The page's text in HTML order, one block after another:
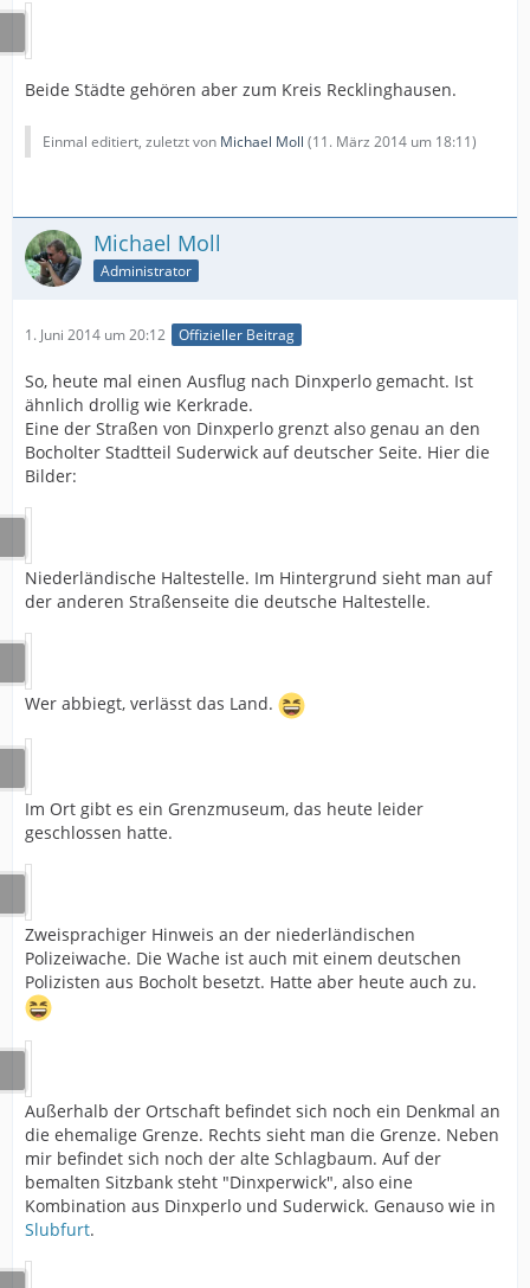
Beide Städte gehören aber zum Kreis Recklinghausen.
Einmal editiert, zuletzt von Michael Moll (11. März 2014 um 18:11)
Michael Moll
Administrator
1. Juni 2014 um 20:12 Offizieller Beitrag
So, heute mal einen Ausflug nach Dinxperlo gemacht. Ist
ähnlich drollig wie Kerkrade.
Eine der Straßen von Dinxperlo grenzt also genau an den
Bocholter Stadtteil Suderwick auf deutscher Seite. Hier die
Bilder:
Niederländische Haltestelle. Im Hintergrund sieht man auf
der anderen Straßenseite die deutsche Haltestelle.
Wer abbiegt, verlässt das Land.
Im Ort gibt es ein Grenzmuseum, das heute leider
geschlossen hatte.
Zweisprachiger Hinweis an der niederländischen
Polizeiwache. Die Wache ist auch mit einem deutschen
Polizisten aus Bocholt besetzt. Hatte aber heute auch zu.
Außerhalb der Ortschaft befindet sich noch ein Denkmal an
die ehemalige Grenze. Rechts sieht man die Grenze. Neben
mir befindet sich noch der alte Schlagbaum. Auf der
bemalten Sitzbank steht "Dinxperwick", also eine
Kombination aus Dinxperlo und Suderwick. Genauso wie in
Slubfurt.